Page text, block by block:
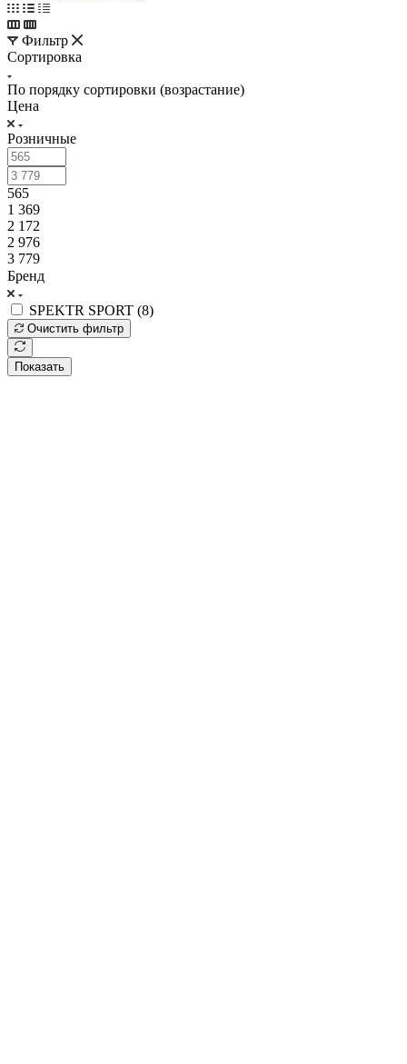
Фильтр
Сортировка
По порядку сортировки (возрастание)
Цена
Розничные
565
1 369
2 172
2 976
3 779
Бренд
SPEKTR SPORT (8)
Очистить фильтр
Показать